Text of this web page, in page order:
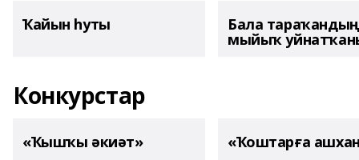
Ҡайын һуты Бала тараҡандың
мыйыҡ
Конкурстар
«Ҡышҡы әкиәт» «Ҡоштарға